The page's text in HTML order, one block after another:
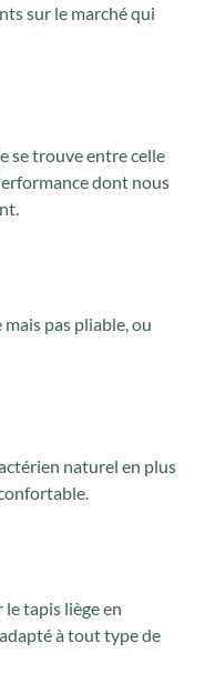
sur le marché qui
se trouve entre celle
dont nous
pas pliable, ou
naturel en plus
tapis liège en
à tout type de